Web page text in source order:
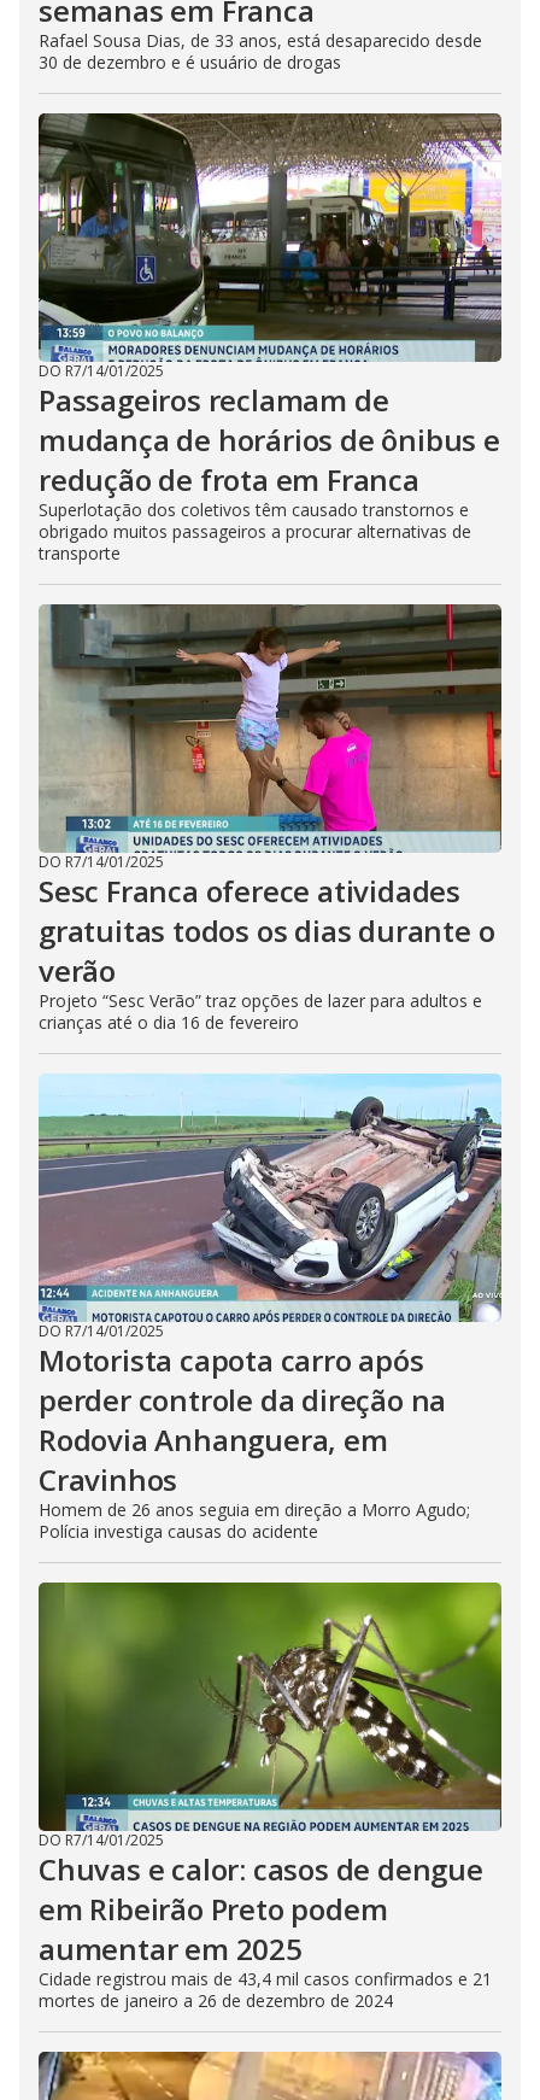
semanas em Franca
Rafael Sousa Dias, de 33 anos, está desaparecido desde
30 de dezembro e é usuário de drogas
DO R7/14/01/2025
Passageiros reclamam de
mudança de horários de ônibus e
redução de frota em Franca
Superlotação dos coletivos têm causado transtornos e
obrigado muitos passageiros a procurar alternativas de
transporte
DO R7/14/01/2025
Sesc Franca oferece atividades
gratuitas todos os dias durante o
verão
Projeto “Sesc Verão” traz opções de lazer para adultos e
crianças até o dia 16 de fevereiro
DO R7/14/01/2025
Motorista capota carro após
perder controle da direção na
Rodovia Anhanguera, em
Cravinhos
Homem de 26 anos seguia em direção a Morro Agudo;
Polícia investiga causas do acidente
DO R7/14/01/2025
Chuvas e calor: casos de dengue
em Ribeirão Preto podem
aumentar em 2025
Cidade registrou mais de 43,4 mil casos confirmados e 21
mortes de janeiro a 26 de dezembro de 2024